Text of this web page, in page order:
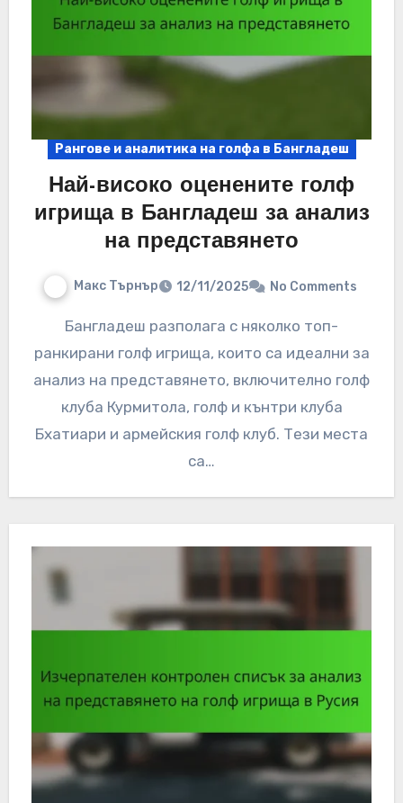
Рангове и аналитика на голфа в Бангладеш
Най-високо оценените голф
игрища в Бангладеш за анализ
на представянето
Макс Търнър 12/11/2025 No Comments
Бангладеш разполага с няколко топ-
ранкирани голф игрища, които са идеални за
анализ на представянето, включително голф
клуба Курмитола, голф и кънтри клуба
Бхатиари и армейския голф клуб. Тези места
са…